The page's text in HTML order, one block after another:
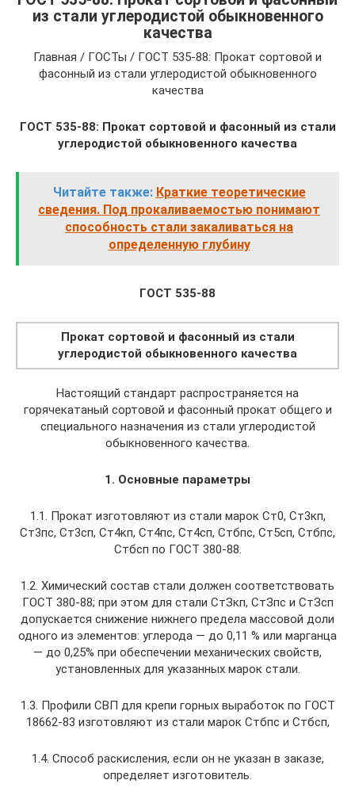
из стали углеродистой обыкновенного
качества
Главная / ГОСТы / ГОСТ 535-88: Прокат сортовой и
фасонный из стали углеродистой обыкновенного
качества
ГОСТ 535-88: Прокат сортовой и фасонный из стали
углеродистой обыкновенного качества
Читайте также: Краткие теоретические
сведения. Под прокаливаемостью понимают
способность стали закаливать­ся на
определенную глубину
ГОСТ 535-88
Прокат сортовой и фасонный из стали
углеродистой обыкновенного качества
Настоящий стандарт распространяется на
горячекатаный сортовой и фасонный прокат общего и
специального назначения из стали углеродистой
обыкновенного качества.
1. Оcновные параметры
1.1. Прокат изготовляют из стали марок Ст0, Ст3кп,
Ст3пс, Ст3сп, Ст4кп, Ст4пс, Ст4сп, Стбпс, Ст5сп, Стбпс,
Стбсп по ГОСТ 380-88.
1.2. Химический состав стали должен соответствовать
ГОСТ 380-88; при этом для стали СтЗкп, СтЗпс и СтЗсп
допускается снижение нижнего предела массовой доли
одного из элементов: углерода — до 0,11 % или марганца
— до 0,25% при обеспечении механических свойств,
установленных для указанных марок стали.
1.3. Профили СВП для крепи горных выработок по ГОСТ
18662-83 изготовляют из стали марок Стбпс и Стбсп,
1.4. Способ раскисления, если он не указан в заказе,
определяет изготовитель.